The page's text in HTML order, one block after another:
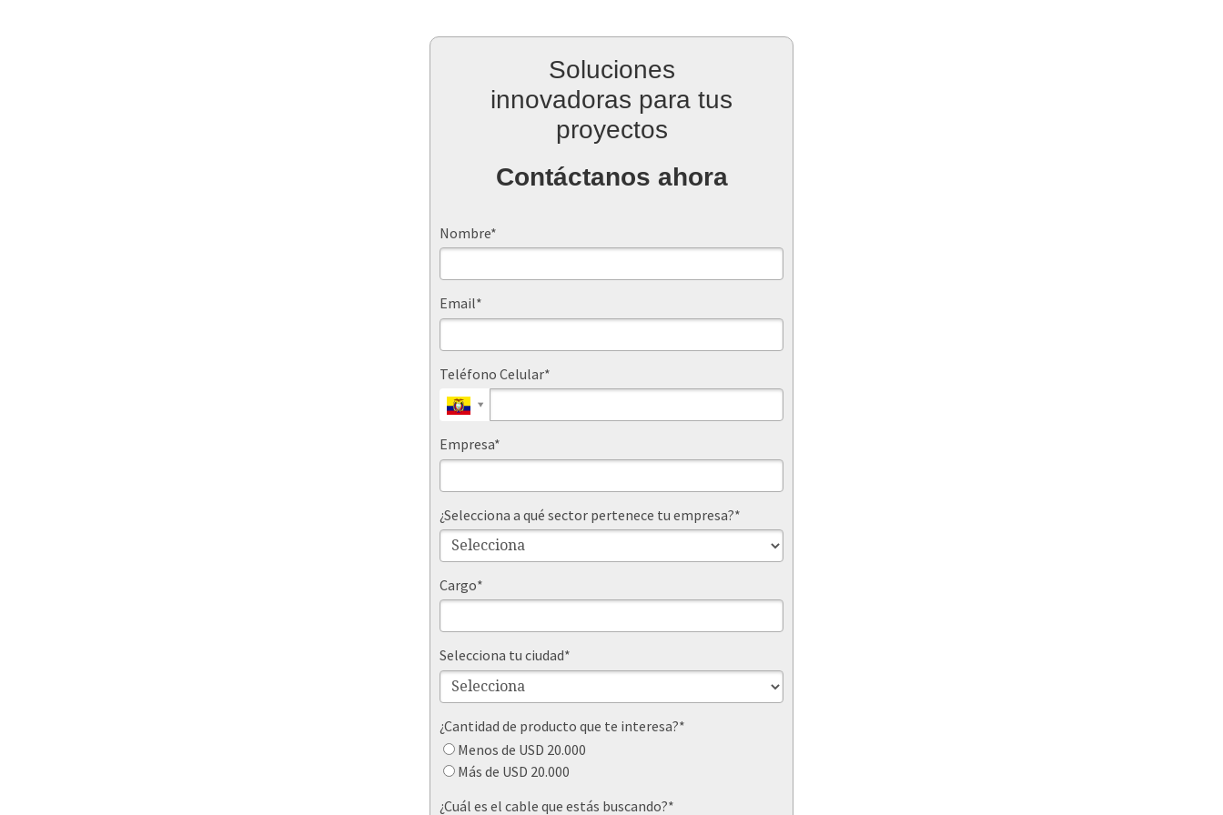
Soluciones
innovadoras para tus
proyectos
Contáctanos ahora
Nombre*
Email*
Teléfono Celular*
Empresa*
¿Selecciona a qué sector pertenece tu empresa?*
Cargo*
Selecciona tu ciudad*
¿Cantidad de producto que te interesa?*
Menos de USD 20.000
Más de USD 20.000
¿Cuál es el cable que estás buscando?*